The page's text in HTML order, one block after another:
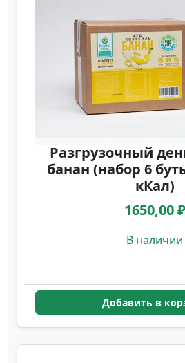
Разгрузочный
банан (набор 6
кКал)
1650,00 ₽
В наличии
Добавить в